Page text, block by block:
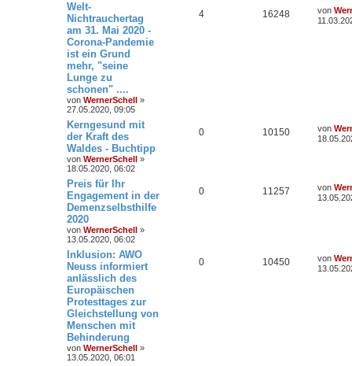
Welt-
Nichtrauchertag
am 31. Mai 2020 -
Corona-Pandemie
ist ein Grund
mehr, "seine
Lunge zu
schonen" ....
von WernerSchell »
27.05.2020, 09:05
4 16248 von
Kerngesund mit
der Kraft des
Waldes - Buchtipp
von WernerSchell »
18.05.2020, 06:02
0 10150 von
Preis für Ihr
Engagement in der
Demenzselbsthilfe
2020
von WernerSchell »
13.05.2020, 06:02
0 11257 von
Inklusion: AWO
Neuss informiert
anlässlich des
Europäischen
Protesttages zur
Gleichstellung von
Menschen mit
Behinderung
von WernerSchell »
13.05.2020, 06:01
0 10450 von